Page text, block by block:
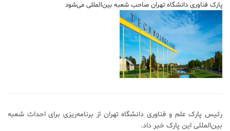
پارک فناوری دانشگاه تهران صاحب شعبه بین‌المللی می‌شود
رئیس پارک علم و فناوری دانشگاه تهران از برنامه‌ریزی برای احداث شعبه
بین‌المللی این پارک خبر داد.